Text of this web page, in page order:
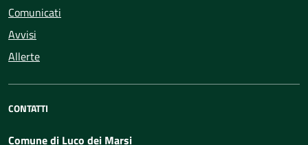
Comunicati
Avvisi
Allerte
CONTATTI
Comune di Luco dei Marsi